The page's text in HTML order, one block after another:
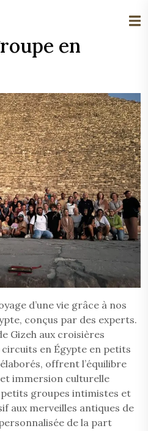
en
d’une vie grâce à nos
conçus par des experts.
Gizeh aux croisières
en Égypte en petits
offrent l’équilibre
immersion culturelle
groupes intimistes et
aux merveilles antiques de
de la part